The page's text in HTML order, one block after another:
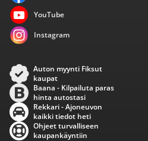
YouTube
Instagram
Auton myynti Fiksut
kaupat
Baana - Kilpailuta paras
hinta autostasi
Rekkari - Ajoneuvon
kaikki tiedot heti
Ohjeet turvalliseen
kaupankäyntiin